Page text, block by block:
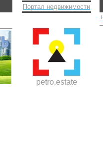
Портал недвижимости
petro.estate